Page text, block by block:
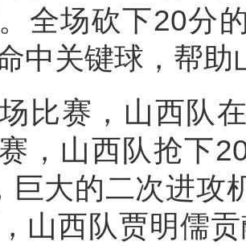
全场砍下20分
中关键球，帮
赛，山西队在
，山西队抢下
巨大的二次进攻
山西队贾明儒